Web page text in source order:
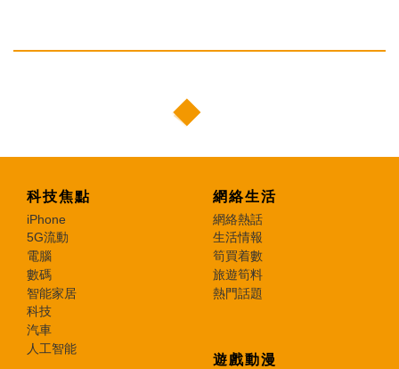
科技焦點
iPhone
5G流動
電腦
數碼
智能家居
科技
汽車
人工智能
網絡生活
網絡熱話
生活情報
筍買着數
旅遊筍料
熱門話題
遊戲動漫